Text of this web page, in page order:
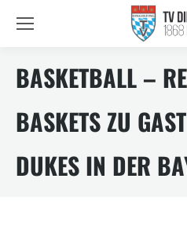
BASKETBALL –
BASKETS ZU
DUKES IN DER